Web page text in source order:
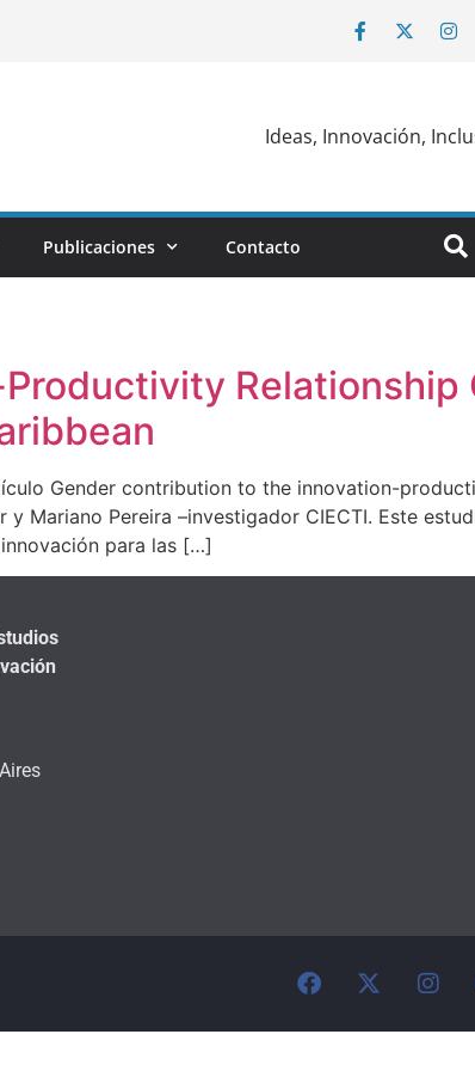
Ideas, Innovación,
Publicaciones Contacto
Relationship
Gender contribution to the innovation-
Mariano Pereira –investigador CIECTI. Este
para las […]